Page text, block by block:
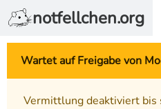
notfellchen.org
Wartet auf Freigabe von
Vermittlung deaktiviert bis